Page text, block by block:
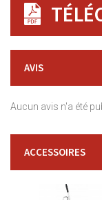
AVIS
Aucun avis n'a été
ACCESSOIRES